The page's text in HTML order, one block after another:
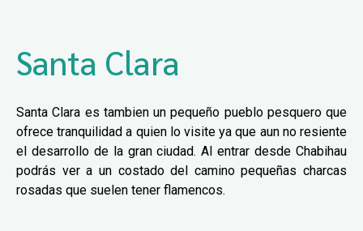
Santa Clara
Santa Clara es tambien un pequeño pueblo pesquero que
ofrece tranquilidad a quien lo visite ya que aun no resiente
el desarrollo de la gran ciudad. Al entrar desde Chabihau
podrás ver a un costado del camino pequeñas charcas
rosadas que suelen tener flamencos.